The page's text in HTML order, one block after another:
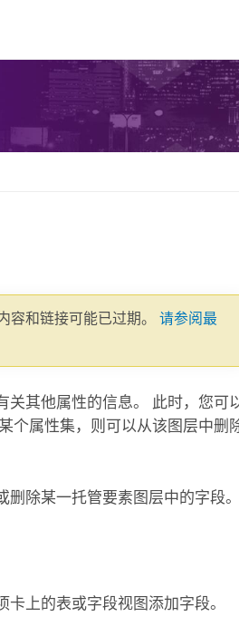
容和链接可能已过期。请参阅最
关其他属性的信息。 此时，您可
个属性集，则可以从该图层中删
除某一托管要素图层中的字段。
卡上的表或字段视图添加字段。